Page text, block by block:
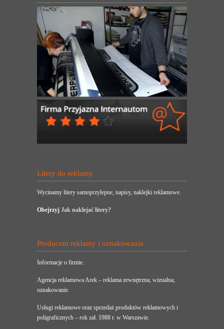
Litery do reklamy
Wycinamy litery samoprzylepne, napisy, naklejki reklamowe.
Obejrzyj Jak naklejać litery?
Producent reklamy i oznakowania
Informacje o firmie.
Agencja reklamowa Arek – reklama zewnętrzna, wizualna,
oznakowanie.
Usługi reklamowe oraz sprzedaż produktów reklamowych i
poligraficznych – rok zał. 1988 r. w Warszawie.